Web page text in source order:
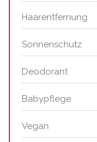
Haarentfernung
Sonnenschutz
Deodorant
Babypflege
Vegan